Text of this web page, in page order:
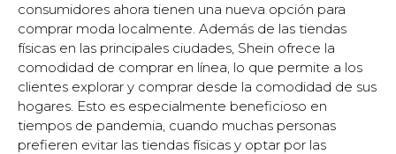
consumidores ahora tienen una nueva opción para
comprar moda localmente. Además de las tiendas
físicas en las principales ciudades, Shein ofrece la
comodidad de comprar en línea, lo que permite a los
clientes explorar y comprar desde la comodidad de sus
hogares. Esto es especialmente beneficioso en
tiempos de pandemia, cuando muchas personas
prefieren evitar las tiendas físicas y optar por las